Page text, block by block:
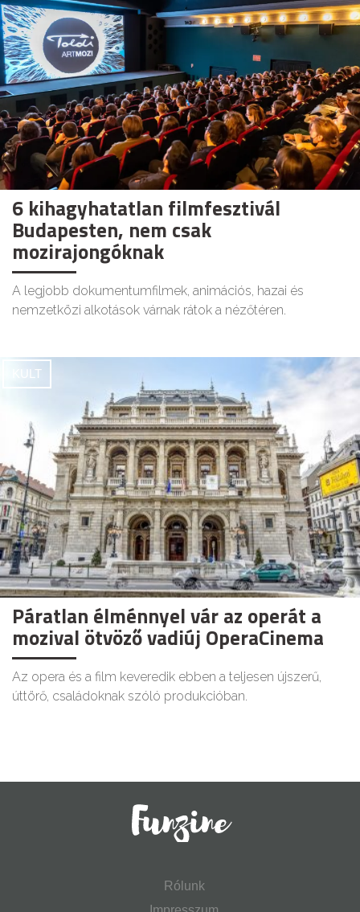
6 kihagyhatatlan filmfesztivál
Budapesten, nem csak
mozirajongóknak
A legjobb dokumentumfilmek, animációs, hazai és
nemzetközi alkotások várnak rátok a nézőtéren.
KULT
Páratlan élménnyel vár az operát a
mozival ötvöző vadiúj OperaCinema
Az opera és a film keveredik ebben a teljesen újszerű,
úttörő, családoknak szóló produkcióban.
Rólunk